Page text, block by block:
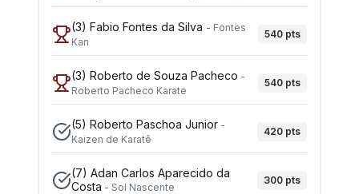
(3) Fabio Fontes da Silva - Fontes
Kan
540 pts
(3) Roberto de Souza Pacheco -
Roberto Pacheco Karate
540 pts
(5) Roberto Paschoa Junior -
Kaizen de Karatê
420 pts
(7) Adan Carlos Aparecido da
Costa - Sol Nascente
300 pts